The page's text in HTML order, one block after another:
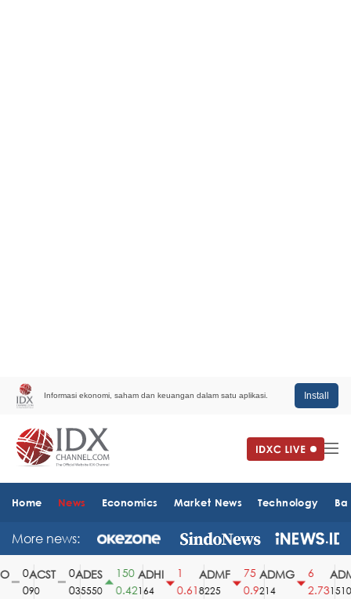
Informasi ekonomi, saham dan keuangan dalam satu aplikasi. Install
Home News Economics Market News Technology
More news:
ACST
90
ADES
35550
150
0.42
ADHI
164
0.61
ADMF
8225
75
0.9
ADMG
214
2.731510